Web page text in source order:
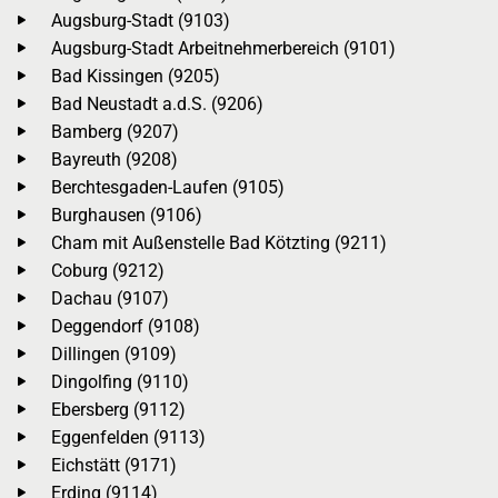
Augsburg-Stadt (9103)
Augsburg-Stadt Arbeitnehmerbereich (9101)
Bad Kissingen (9205)
Bad Neustadt a.d.S. (9206)
Bamberg (9207)
Bayreuth (9208)
Berchtesgaden-Laufen (9105)
Burghausen (9106)
Cham mit Außenstelle Bad Kötzting (9211)
Coburg (9212)
Dachau (9107)
Deggendorf (9108)
Dillingen (9109)
Dingolfing (9110)
Ebersberg (9112)
Eggenfelden (9113)
Eichstätt (9171)
Erding (9114)